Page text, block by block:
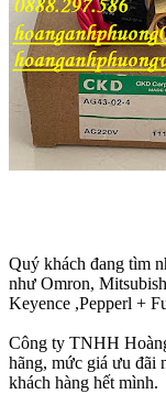
Quý khách đang tìm
như Omron,
Keyence ,Pepperl +
Công ty TNHH
hãng, mức giá ưu đãi
khách hàng hết mình.